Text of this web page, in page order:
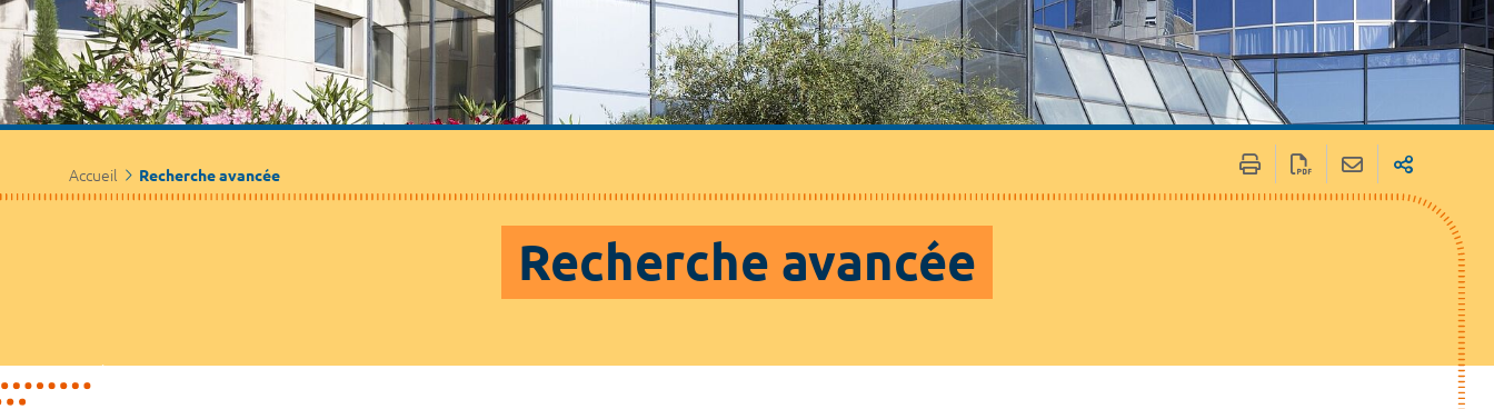
Accueil Recherche avancée
Recherche avancée